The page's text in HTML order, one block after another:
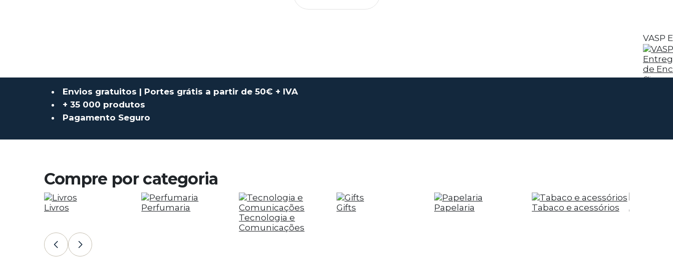
VASP
de
Clique
Envios gratuitos | Portes grátis a partir de 50€ + IVA
+ 35 000 produtos
Pagamento Seguro
Compre por categoria
Livros
Perfumaria
Tecnologia e
Comunicações
Gifts Papelaria Tabaco e acessórios Alimentar